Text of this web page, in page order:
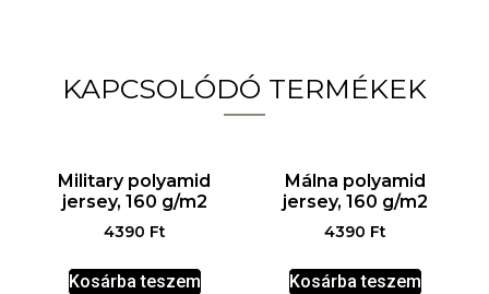
KAPCSOLÓDÓ TERMÉKEK
Military polyamid
jersey, 160 g/m2
4390 Ft
Kosárba teszem
Málna polyamid
jersey, 160 g/m2
4390 Ft
Kosárba teszem